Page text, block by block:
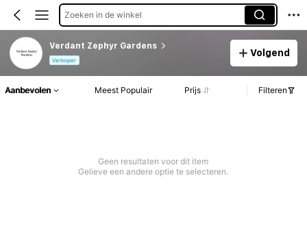
Zoeken in de winkel
Verdant Zephyr Gardens
Verkoper
Volgend
Aanbevolen Meest Populair Prijs Filteren
Geen resultaten voor dit item
Gelieve een andere optie te selecteren.